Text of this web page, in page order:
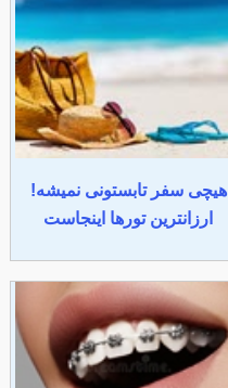
هیچی سفر تابستونی نمیشه!
ارزانترین تورها اینجاست